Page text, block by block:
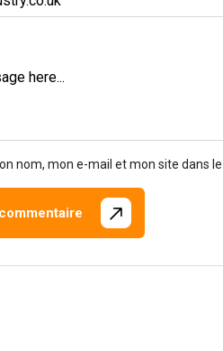
nom, mon e-mail et mon site dans